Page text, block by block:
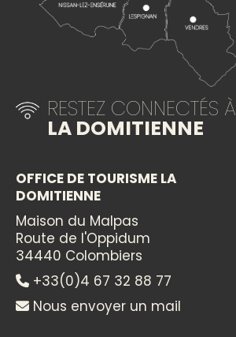
RESTEZ CONNECTÉS À
LA DOMITIENNE
OFFICE DE TOURISME LA
DOMITIENNE
Maison du Malpas
Route de l'Oppidum
34440 Colombiers
+33(0)4 67 32 88 77
Nous envoyer un mail